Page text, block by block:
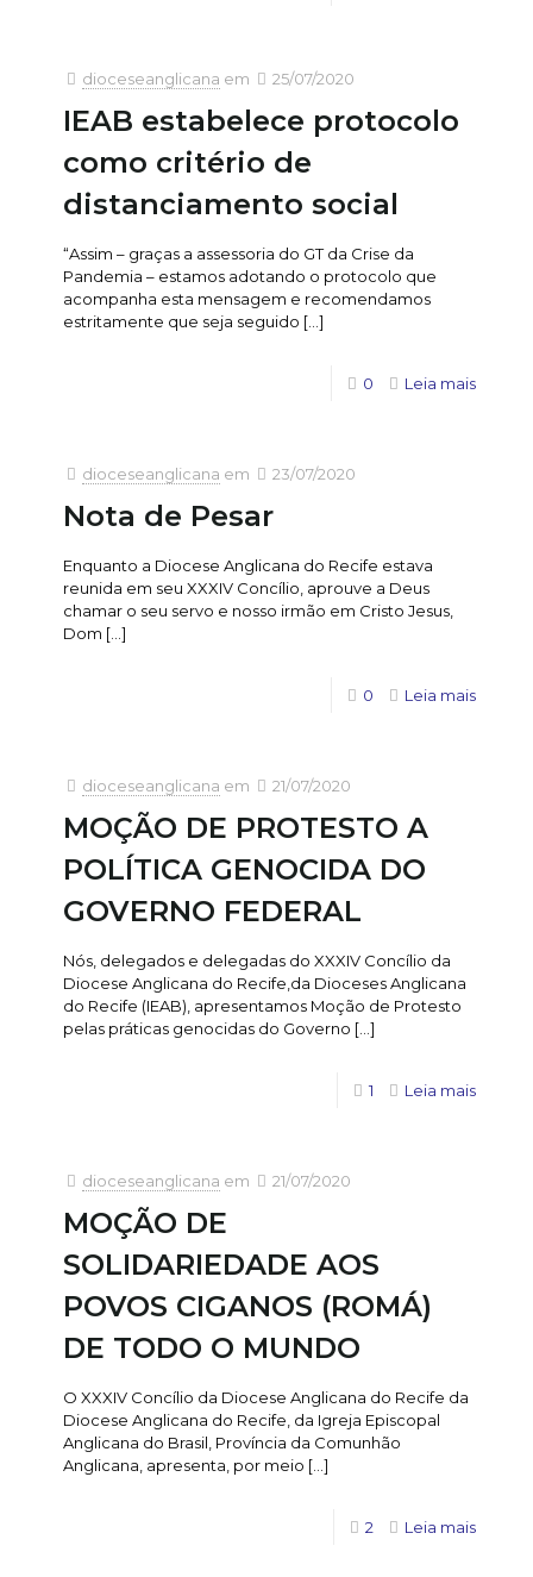
dioceseanglicana em 25/07/2020
IEAB estabelece protocolo
como critério de
distanciamento social
“Assim – graças a assessoria do GT da Crise da
Pandemia – estamos adotando o protocolo que
acompanha esta mensagem e recomendamos
estritamente que seja seguido […]
0 Leia mais
dioceseanglicana em 23/07/2020
Nota de Pesar
Enquanto a Diocese Anglicana do Recife estava
reunida em seu XXXIV Concílio, aprouve a Deus
chamar o seu servo e nosso irmão em Cristo Jesus,
Dom […]
0 Leia mais
dioceseanglicana em 21/07/2020
MOÇÃO DE PROTESTO A
POLÍTICA GENOCIDA DO
GOVERNO FEDERAL
Nós, delegados e delegadas do XXXIV Concílio da
Diocese Anglicana do Recife,da Dioceses Anglicana
do Recife (IEAB), apresentamos Moção de Protesto
pelas práticas genocidas do Governo […]
1 Leia mais
dioceseanglicana em 21/07/2020
MOÇÃO DE
SOLIDARIEDADE AOS
POVOS CIGANOS (ROMÁ)
DE TODO O MUNDO
O XXXIV Concílio da Diocese Anglicana do Recife da
Diocese Anglicana do Recife, da Igreja Episcopal
Anglicana do Brasil, Província da Comunhão
Anglicana, apresenta, por meio […]
2 Leia mais